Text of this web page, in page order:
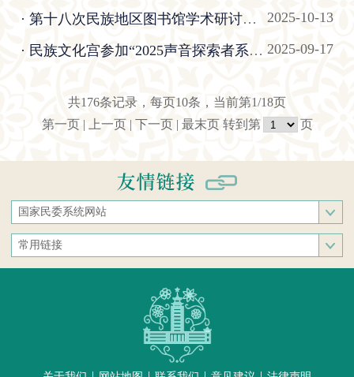
· 第十八次民族地区图书馆学术研讨会在北京召开 2025-10-13
· 民族文化宫参加“2025声音探索者系列论坛” 2025-09-17
共176条记录，每页10条，当前第1/18页
第一页| 上一页| 下一页| 最末页 转到第 页
国家民委系统网站
国家民族事务委员会
中央民族大学
常用链接
中央统战部